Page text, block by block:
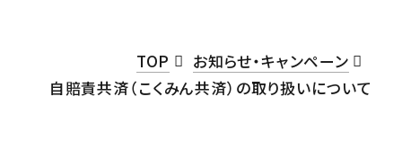
その他サービス
クリアー25車検 諏訪店
TOP
お知らせ・キャンペーン
自賠責共済（こくみん共済）の取り扱いについて